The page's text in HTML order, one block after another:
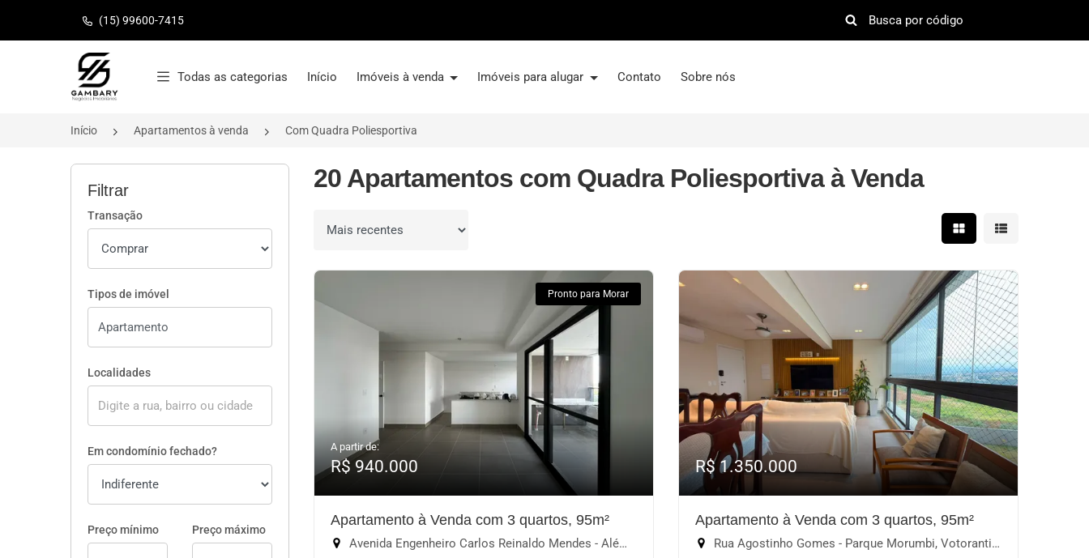
(15) 99600-7415
Página inicial
Todas as categorias Início Imóveis à venda Imóveis para alugar Contato Sobre nós
Início Apartamentos à venda Com Quadra Poliesportiva
Filtrar
Transação
Tipos de imóvel
Localidades
Em condomínio fechado?
Preço mínimo Preço máximo
20 Apartamentos com Quadra Poliesportiva à Venda
Ordenar por Mostrar resultados em
Mostrar
Pronto para Morar
A partir de:
R$ 940.000
Apartamento à Venda com 3 quartos, 95m²
Avenida Engenheiro Carlos Reinaldo Mendes - Além Ponte, Sorocaba-SP
R$ 1.350.000
Apartamento à Venda com 3 quartos, 95m²
Rua Agostinho Gomes - Parque Morumbi, Votorantim-SP